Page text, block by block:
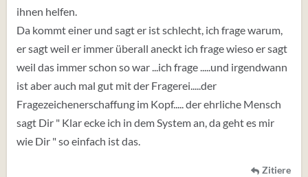
ihnen helfen.
Da kommt einer und sagt er ist schlecht, ich frage warum,
er sagt weil er immer überall aneckt ich frage wieso er sagt
weil das immer schon so war ...ich frage .....und irgendwann
ist aber auch mal gut mit der Fragerei.....der
Fragezeichenerschaffung im Kopf..... der ehrliche Mensch
sagt Dir " Klar ecke ich in dem System an, da geht es mir
wie Dir " so einfach ist das.
Zitiere